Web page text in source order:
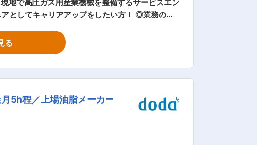
地で高圧ガス用産業機械を整備するサービスエン
1〜2泊が多いです。（出張の際は規定により日
社後の流れ 入社後はOJT
ほどはかかる見込みですので、着実に業務を覚
る
5h程／上場油脂メーカー